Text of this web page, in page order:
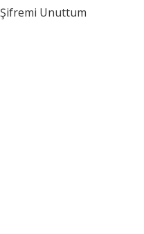
Şifremi Unuttum